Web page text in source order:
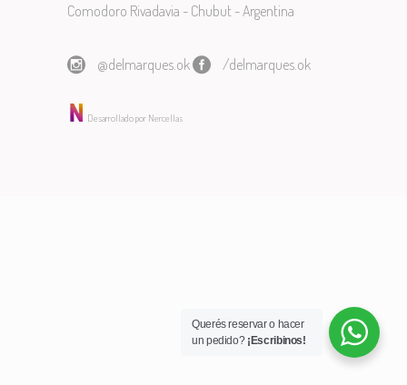
Comodoro Rivadavia - Chubut - Argentina
@delmarques.ok /delmarques.ok
Desarrollado por Nercellas
Querés reservar o hacer
un pedido? ¡Escribinos!